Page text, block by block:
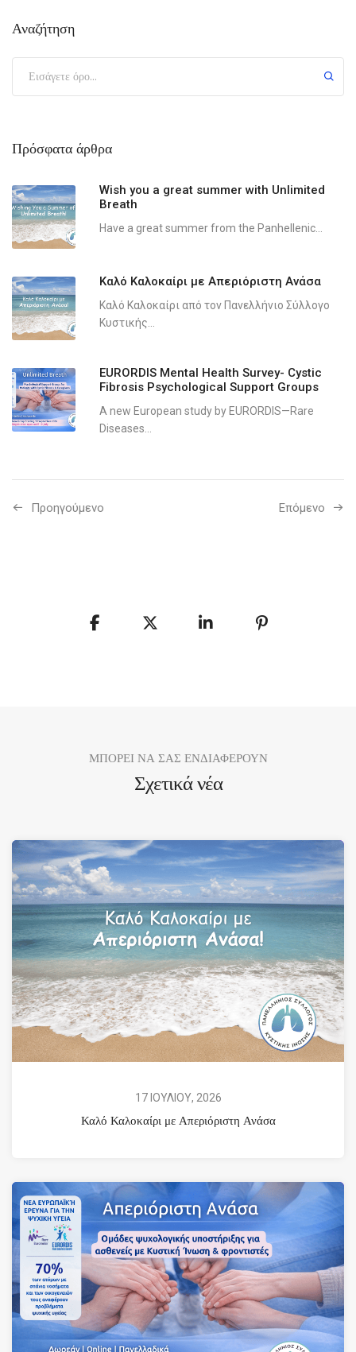
Αναζήτηση
Πρόσφατα άρθρα
Wish you a great summer with Unlimited
Breath
Have a great summer from the Panhellenic...
Καλό Καλοκαίρι με Απεριόριστη Ανάσα
Καλό Καλοκαίρι από τον Πανελλήνιο Σύλλογο
Κυστικής...
EURORDIS Mental Health Survey- Cystic
Fibrosis Psychological Support Groups
A new European study by EURORDIS—Rare
Diseases...
Προηγούμενo Επόμενο
ΜΠΟΡΕΙ ΝΑ ΣΑΣ ΕΝΔΙΑΦΕΡΟΥΝ
Σχετικά νέα
17 ΙΟΥΛΙΟΥ, 2026
Καλό Καλοκαίρι με Απεριόριστη Ανάσα